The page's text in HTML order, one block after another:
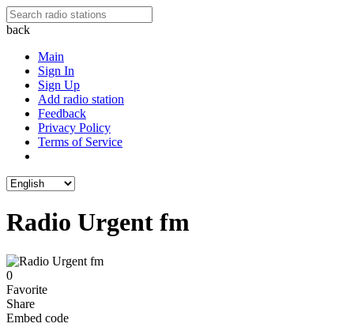
back
Main
Sign In
Sign Up
Add radio station
Feedback
Privacy Policy
Terms of Service
Radio Urgent fm
0
Favorite
Share
Embed code